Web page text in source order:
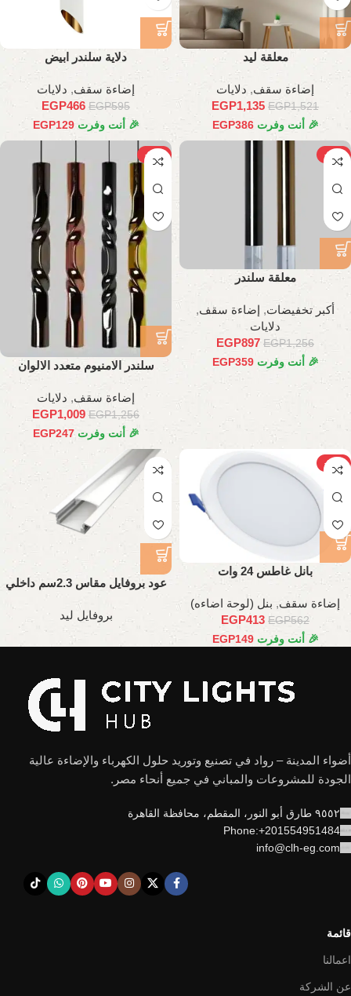
معلقة ليد
إضاءة سقف, دلايات
EGP1,521
EGP1,135
🎉 أنت وفرت EGP386
دلاية سلندر ابيض
إضاءة سقف, دلايات
EGP595
EGP466
🎉 أنت وفرت EGP129
-29%
معلقة سلندر
أكبر تخفيضات, إضاءة سقف,
دلايات
EGP1,256
EGP897
🎉 أنت وفرت EGP359
-20%
سلندر الامنيوم متعدد الالوان
إضاءة سقف, دلايات
EGP1,256
EGP1,009
🎉 أنت وفرت EGP247
-27%
بانل غاطس 24 وات
إضاءة سقف, بنل (لوحة اضاءه)
EGP562
EGP413
🎉 أنت وفرت EGP149
عود بروفايل مقاس 2.3سم داخلي
بروفايل ليد
أضواء المدينة – رواد في تصنيع وتوريد حلول الكهرباء والإضاءة عالية
الجودة للمشروعات والمباني في جميع أنحاء مصر.
٩٥٥٢ طارق أبو النور، المقطم، محافظة القاهرة
Phone:+201554951484
info@clh-eg.com
قائمة
اعمالنا
عن الشركة